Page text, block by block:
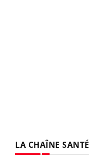
LA CHAÎNE SANTÉ